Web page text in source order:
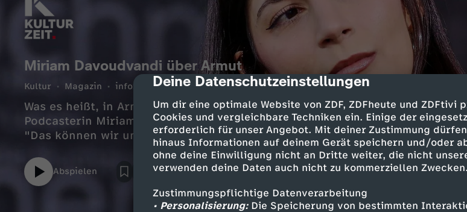
cmp-dialog-description
Deine Datenschutzeinstellungen
Um dir eine optimale Website von ZDF, ZDFheute und ZDFtivi
Cookies und vergleichbare Techniken ein. Einige der
erforderlich für unser Angebot. Mit deiner Zustimmung
hinaus Informationen auf deinem Gerät speichern und/oder
ohne deine Einwilligung nicht an Dritte weiter, die nicht
verwenden deine Daten auch nicht zu kommerziellen Zwecken.
Zustimmungspflichtige Datenverarbeitung
• Personalisierung:Die Speicherung von bestimmten
Miriam Davoudvandi über Armut
Kultur Magazin informativ 10 Min. 03.06.2026 3sat
Was es heißt, in Armut aufzuwachsen, darüber hat die Journalistin und
Podcasterin Miriam Davoudvandi ein autobiografisches Buch geschrieben:
"Das können wir uns nicht leisten". Wir sprechen mit ihr.
Abspielen